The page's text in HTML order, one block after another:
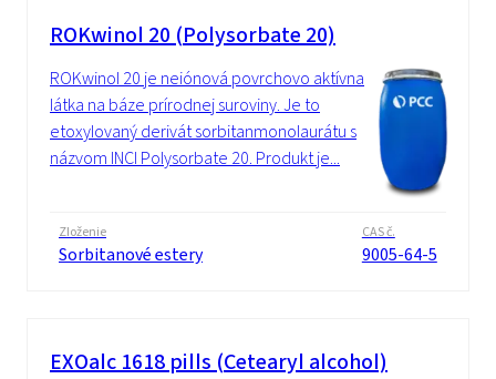
ROKwinol 20 (Polysorbate 20)
ROKwinol 20 je neiónová povrchovo aktívna
látka na báze prírodnej suroviny. Je to
etoxylovaný derivát sorbitanmonolaurátu s
názvom INCI Polysorbate 20. Produkt je...
Zloženie
Sorbitanové estery
CAS č.
9005-64-5
EXOalc 1618 pills (Cetearyl alcohol)